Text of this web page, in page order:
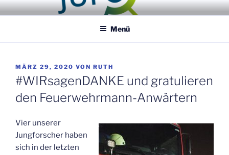
Zum
InhaltJUGEND FORSCHT AG
Entdecker / Erfinder / Selbermacher
Menü
VERÖFFENTLICHT
AM
MÄRZ 29, 2020 VON RUTH
#WIRsagenDANKE und gratulieren
den Feuerwehrmann-Anwärtern
Vier unserer
Jungforscher haben
sich in der letzten